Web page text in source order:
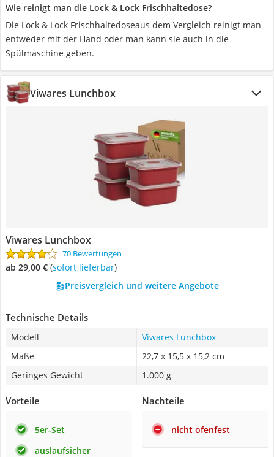
Wie reinigt man die Lock & Lock Frischhaltedose?
Die Lock & Lock Frischhaltedoseaus dem Vergleich reinigt man
entweder mit der Hand oder man kann sie auch in die
Spülmaschine geben.
Viwares Lunchbox
Viwares Lunchbox
70 Bewertungen
ab 29,00 € ( Sofort lieferbar)
Preisvergleich und weitere Angebote
Technische Details
Modell
Viwares Lunchbox
Maße
22,7 x 15,5 x 15,2 cm
Geringes Gewicht
1.000 g
Vorteile
5er-Set
auslaufsicher
Nachteile
nicht ofenfest